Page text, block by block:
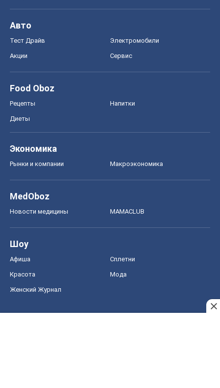
Авто
Тест Драйв Электромобили
Акции Сервис
Food Oboz
Рецепты Напитки
Диеты
Экономика
Рынки и компании Mакроэкономика
MedOboz
Новости медицины MAMACLUB
Шоу
Афиша Сплетни
Красота Мода
Женский Журнал